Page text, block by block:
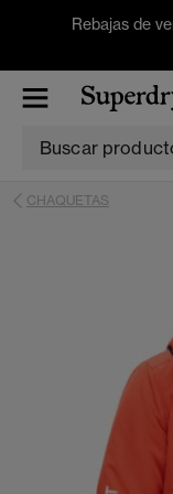
Rebajas de
CHAQUETAS